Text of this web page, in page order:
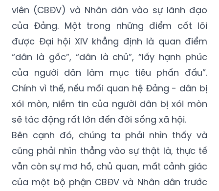
viên (CBĐV) và Nhân dân vào sự lãnh đạo
của Đảng. Một trong những điểm cốt lõi
được Đại hội XIV khẳng định là quan điểm
“dân là gốc”, “dân là chủ”, “lấy hạnh phúc
của người dân làm mục tiêu phấn đấu”.
Chính vì thế, nếu mối quan hệ Đảng - dân bị
xói mòn, niềm tin của người dân bị xói mòn
sẽ tác động rất lớn đến đời sống xã hội.
Bên cạnh đó, chúng ta phải nhìn thấy và
cũng phải nhìn thẳng vào sự thật là, thực tế
vẫn còn sự mơ hồ, chủ quan, mất cảnh giác
của một bộ phận CBĐV và Nhân dân trước